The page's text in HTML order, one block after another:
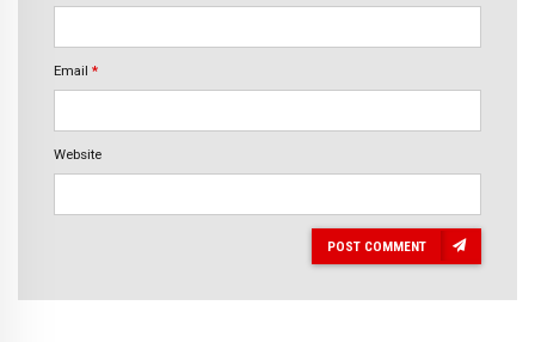
Email *
Website
POST COMMENT